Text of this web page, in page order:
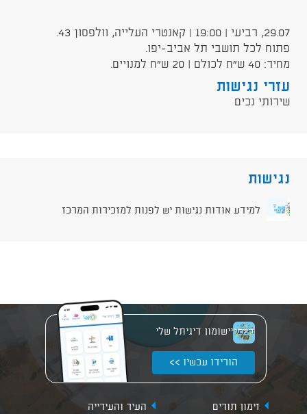
29.07, רביעי | 19:00 | קאנטרי העלייה, וולפסון 43.
פתוח לכל תושבי תל אביב-יפו.
מחיר: 40 ש״ח לכולם | 20 ש"ח למנויים.
עזרי נגישות
שירותי נכים
נגישות
למידע אודות נגישות יש לפנות למזכירות המרכז
יישומון דיגיתל שלי
הורידו עכשיו >>
זימון תורים
העיר והעירייה